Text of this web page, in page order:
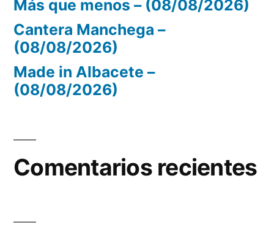
Más que menos – (08/08/2026)
Cantera Manchega –
(08/08/2026)
Made in Albacete –
(08/08/2026)
Comentarios recientes